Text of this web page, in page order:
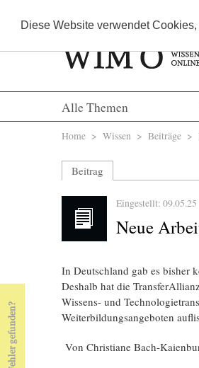
Diese Website verwendet
Alle Themen
Sie sind hier
Home > Wissen > Beiträge >
Beitrag
Eingestellt:
Neue
In Deutschland gab es bisher
Deshalb hat die
Wissens- und
Weiterbildungsangeboten
Von Christiane Bach-